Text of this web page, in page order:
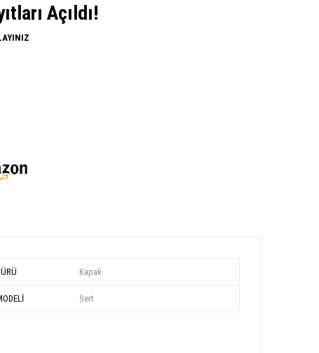
Açıldı!
Kapak
Sert